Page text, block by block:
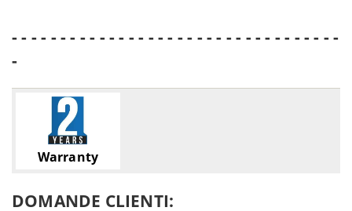
Harley-
1750 Street Bob FXBB ABS -
2018-
Davidson
ABS - JT9
2017
Davidson
SOFTAIL
Harley-
Davidson
SOFTAIL
Davidson
YHK
- - - - - - - - - - - - - - - - - - - - - - - - - - - - - - - - - -
-
Warranty
DOMANDE CLIENTI: